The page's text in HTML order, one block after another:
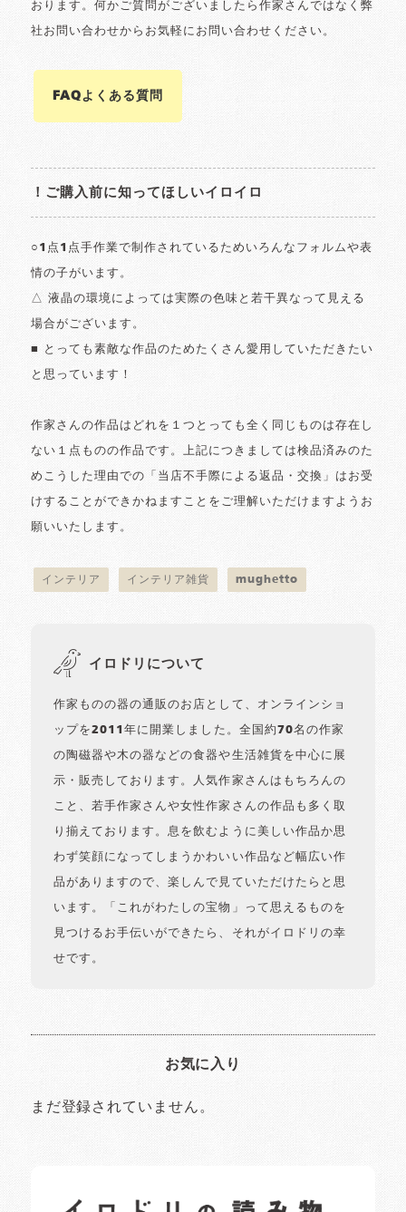
おります。何かご質問がございましたら作家さんではなく弊
社お問い合わせからお気軽にお問い合わせください。
FAQよくある質問
！ご購入前に知ってほしいイロイロ
○1点1点手作業で制作されているためいろんなフォルムや表
情の子がいます。
△ 液晶の環境によっては実際の色味と若干異なって見える
場合がございます。
■ とっても素敵な作品のためたくさん愛用していただきたい
と思っています！
作家さんの作品はどれを１つとっても全く同じものは存在し
ない１点ものの作品です。上記につきましては検品済みのた
めこうした理由での「当店不手際による返品・交換」はお受
けすることができかねますことをご理解いただけますようお
願いいたします。
インテリア インテリア雑貨 mughetto
イロドリについて
作家ものの器の通販のお店として、オンラインショ
ップを2011年に開業しました。全国約70名の作家
の陶磁器や木の器などの食器や生活雑貨を中心に展
示・販売しております。人気作家さんはもちろんの
こと、若手作家さんや女性作家さんの作品も多く取
り揃えております。息を飲むように美しい作品か思
わず笑顔になってしまうかわいい作品など幅広い作
品がありますので、楽しんで見ていただけたらと思
います。「これがわたしの宝物」って思えるものを
見つけるお手伝いができたら、それがイロドリの幸
せです。
お気に入り
まだ登録されていません。
日常の様子など随時更新中です。